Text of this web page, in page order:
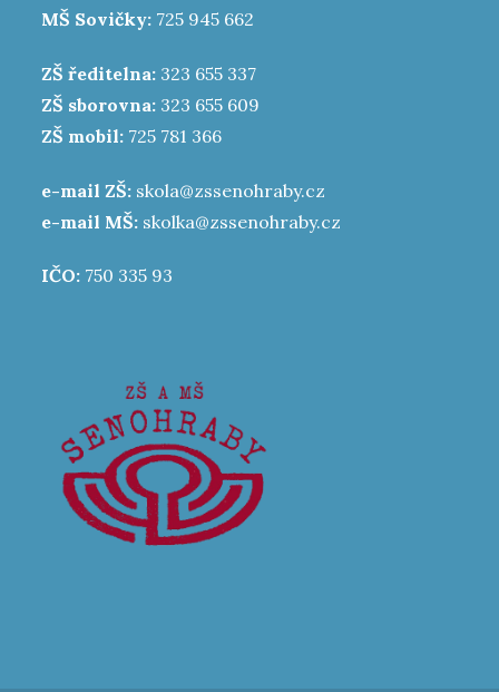
MŠ Sovičky: 725 945 662
ZŠ ředitelna: 323 655 337
ZŠ sborovna: 323 655 609
ZŠ mobil: 725 781 366
e-mail ZŠ: skola@zssenohraby.cz
e-mail MŠ: skolka@zssenohraby.cz
IČO: 750 335 93